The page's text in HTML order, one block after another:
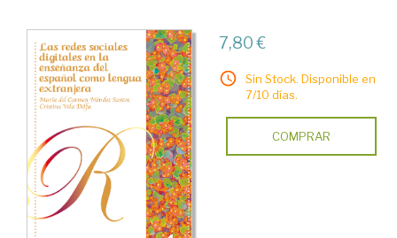
7,80 €
Sin Stock. Disponible en
7/10 días.
COMPRAR